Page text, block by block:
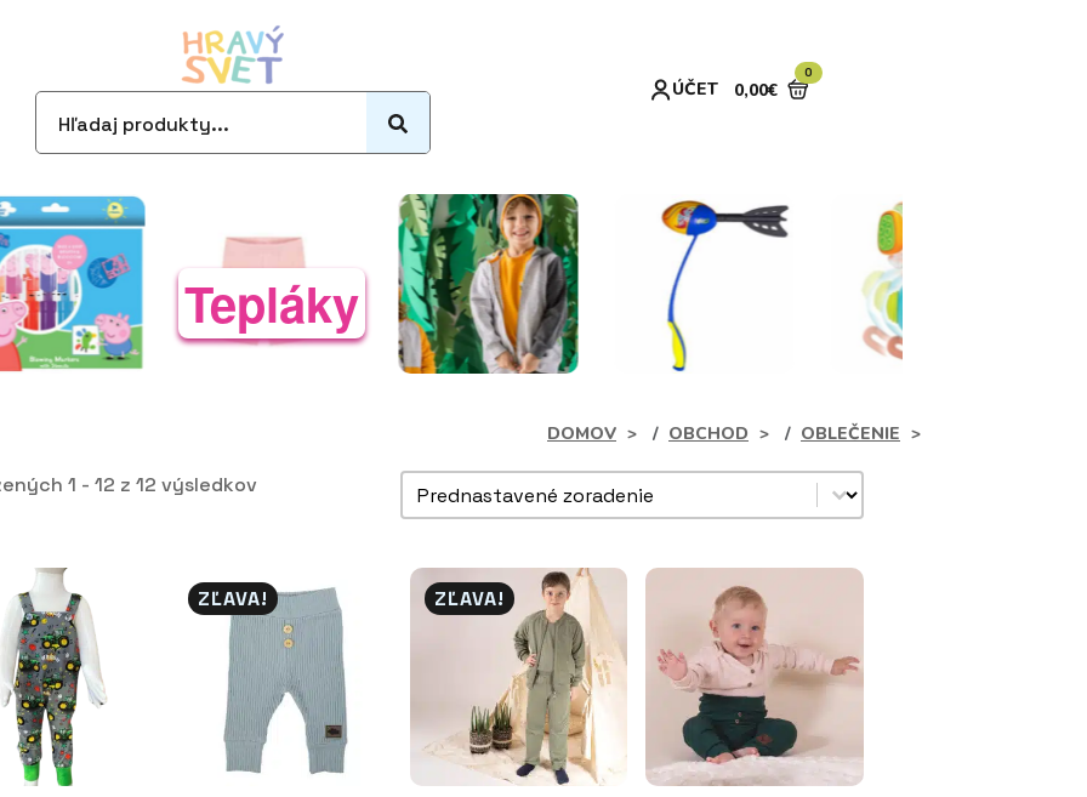
ÚČET 0,00€
0
Tepláky
DOMOV OBCHOD OBLEČENIE
1 - 12 z 12 výsledkov Zoradiť produkty
Sort content
ZĽAVA! ZĽAVA!